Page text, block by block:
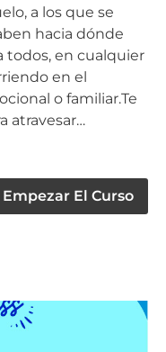
a los que se
hacia dónde
todos, en cualquier
en el
o familiar.Te
atravesar…
Empezar El Curso